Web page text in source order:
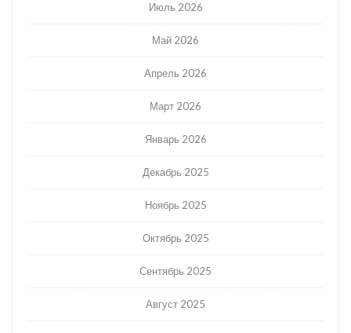
Июль 2026
Май 2026
Апрель 2026
Март 2026
Январь 2026
Декабрь 2025
Ноябрь 2025
Октябрь 2025
Сентябрь 2025
Август 2025